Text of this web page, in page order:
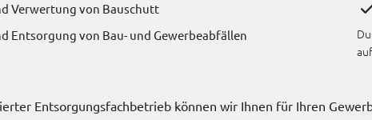
Verwertung von Bauschutt
Entsorgung von Bau- und Gewerbeabfällen
Entsorgungsfachbetrieb können wir Ihnen für Ihren